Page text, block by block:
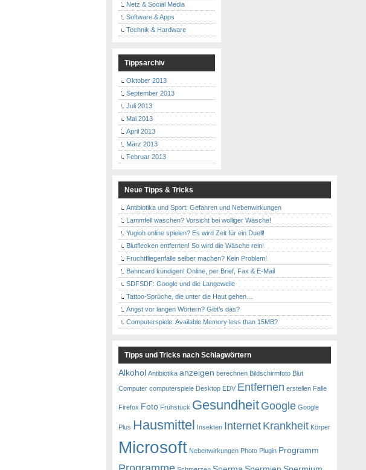
Netz & Social Media
Software & Apps
Technik & Hardware
Tippsarchiv
Oktober 2013
September 2013
Juli 2013
Mai 2013
April 2013
März 2013
Februar 2013
Neue Tipps & Tricks
Antibiotika und Sport: Gefahren und Nebenwirkungen
Lammfell waschen? Vorsicht bei wolliger Wäsche!
Yugioh online spielen? Es wird Zeit für ein Duell!
Blutflecken entfernen! So wird die Wäsche rein!
Fruchtfliegenfalle selber machen? Kein Problem!
Bahncard kündigen! Online, per Brief, Fax & E-Mail
SDFSDF: Google und die Langeweile
Tattoo-Sprüche, die unter die Haut gehen…
Angst vor langen Wörtern? Gibt’s das?
Computerspiele: Available Memory less than 15MB?
Tipps und Tricks nach Schlagwörtern
Alkohol Antibiotika anzeigen berechnen Bildschirmfoto Blut
Computer computerspiele Desktop EDV Entfernen erstellen Falle
Firefox Foto Frühstück Gesundheit Google Google
Plus Hausmittel Insekten Internet Krankheit Körper
Microsoft Nebenwirkungen Photo Plugin Programm